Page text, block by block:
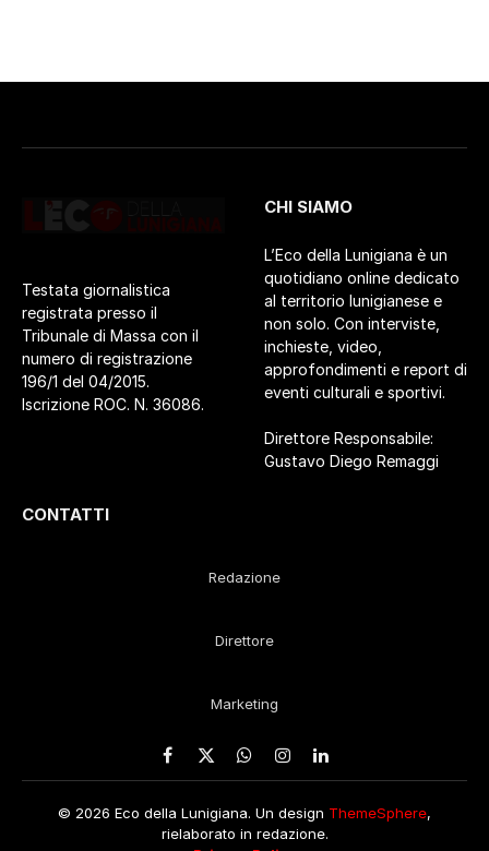
Testata giornalistica
registrata presso il
Tribunale di Massa con il
numero di registrazione
196/1 del 04/2015.
Iscrizione ROC. N. 36086.
CHI SIAMO
L’Eco della Lunigiana è un
quotidiano online dedicato
al territorio lunigianese e
non solo. Con interviste,
inchieste, video,
approfondimenti e report di
eventi culturali e sportivi.
Direttore Responsabile:
Gustavo Diego Remaggi
CONTATTI
Redazione
Direttore
Marketing
Facebook
X
WhatsApp
Instagram
LinkedIn
© 2026 Eco della Lunigiana. Un design ThemeSphere,
rielaborato in redazione.